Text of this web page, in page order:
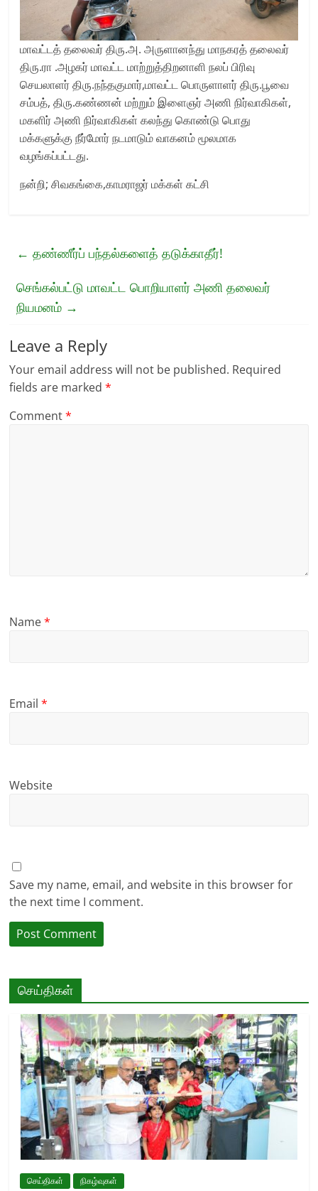
மாவட்டத் தலைவர் திரு.அ. அருளானந்து மாநகரத் தலைவர்
திரு.ரா .அழகர் மாவட்ட மாற்றுத்திறனாளி நலப் பிரிவு
செயலாளர் திரு.நந்தகுமார்,மாவட்ட பொருளாளர் திரு.பூவை
சம்பத், திரு.கண்ணன் மற்றும் இளைஞர் அணி நிர்வாகிகள்,
மகளிர் அணி நிர்வாகிகள் கலந்து கொண்டு பொது
மக்களுக்கு நீர்மோர் நடமாடும் வாகனம் மூலமாக
வழங்கப்பட்டது.
நன்றி; சிவகங்கை,காமராஜர் மக்கள் கட்சி
← தண்ணீர்ப் பந்தல்களைத் தடுக்காதீர்!
செங்கல்பட்டு மாவட்ட பொறியாளர் அணி தலைவர்
நியமனம் →
Leave a Reply
Your email address will not be published. Required
fields are marked*
Comment*
Name*
Email*
Website
Save my name, email, and website in this browser for
the next time I comment.
செய்திகள்
செய்திகள் நிகழ்வுகள்